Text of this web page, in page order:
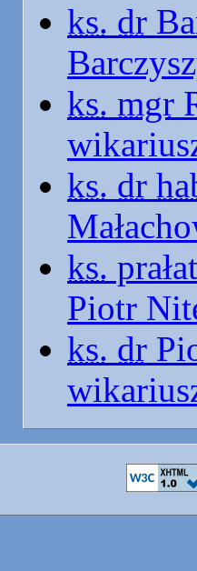
ks. dr
ks. mgr
ks. dr
ks.
Piotr
ks. dr